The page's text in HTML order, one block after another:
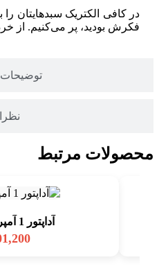
توضیحات
در کافی الکتریک سبدهایتان
فکرش بودید، پر می‌کنیم. از
محصولات مرتبط
آداپتور 1 آمپر 9ولت | اداپتور